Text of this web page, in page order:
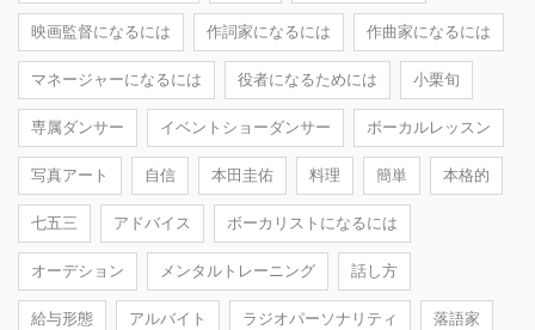
映画監督になるには 作詞家になるには 作曲家になるには
マネージャーになるには 役者になるためには 小栗旬
専属ダンサー イベントショーダンサー ボーカルレッスン
写真アート 自信 本田圭佑 料理 簡単 本格的
七五三 アドバイス ボーカリストになるには
オーデション メンタルトレーニング 話し方
給与形態 アルバイト ラジオパーソナリティ 落語家